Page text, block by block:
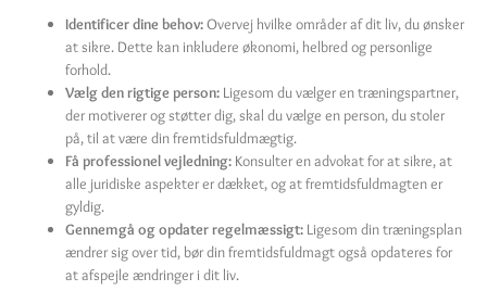
Identificer dine behov:Overvej hvilke områder af dit liv, du ønsker
at sikre. Dette kan inkludere økonomi, helbred og personlige
forhold.
Vælg den rigtige person: Ligesom du vælger en træningspartner,
der motiverer og støtter dig, skal du vælge en person, du stoler
på, til at være din fremtidsfuldmægtig.
Få professionel vejledning: Konsulter en advokat for at sikre, at
alle juridiske aspekter er dækket, og at fremtidsfuldmagten er
gyldig.
Gennemgå og opdater regelmæssigt: Ligesom din træningsplan
ændrer sig over tid, bør din fremtidsfuldmagt også opdateres for
at afspejle ændringer i dit liv.